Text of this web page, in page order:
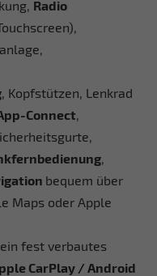
Radio
, Kopfstützen, Lenkrad
Connect
bequem über
Maps oder Apple
fest verbautes
CarPlay / Android